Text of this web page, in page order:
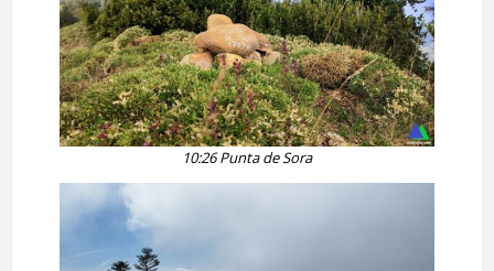
10:26 Punta de Sora